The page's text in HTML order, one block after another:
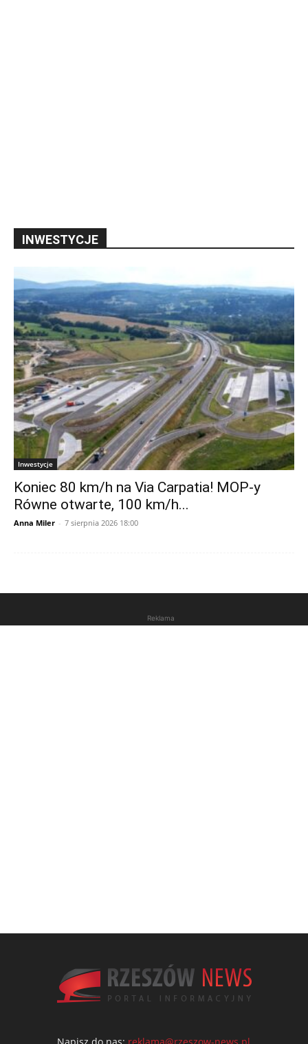
INWESTYCJE
Inwestycje
Koniec 80 km/h na Via Carpatia! MOP-y
Równe otwarte, 100 km/h...
Anna Miler - 7 sierpnia 2026 18:00
Reklama
Napisz do nas: reklama@rzeszow-news.pl